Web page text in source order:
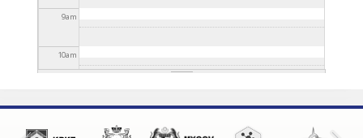
9am
10am